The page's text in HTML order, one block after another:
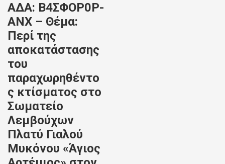
ΑΔΑ: Β4ΣΦΟΡ0Ρ-
ΑΝΧ – Θέμα:
Περί της
αποκατάστασης
του
παραχωρηθέντο
ς κτίσματος στο
Σωματείο
Λεμβούχων
Πλατύ Γιαλού
Μυκόνου «Άγιος